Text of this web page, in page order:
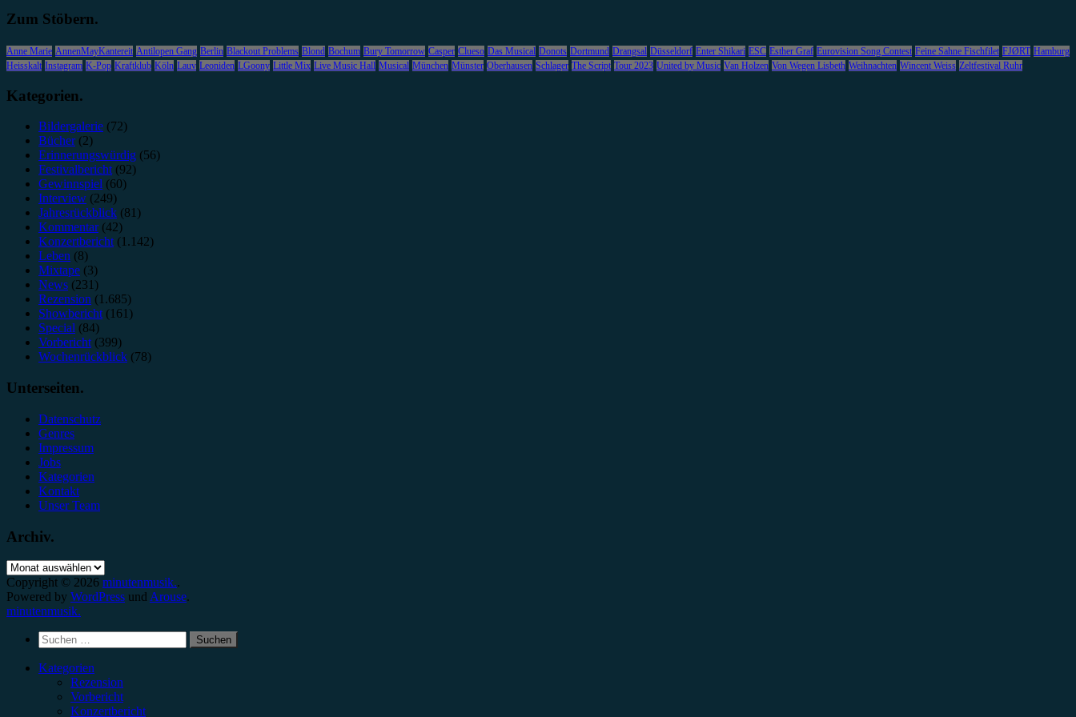
Zum Stöbern.
Anne Marie AnnenMayKantereit Antilopen Gang Berlin Blackout Problems Blond Bochum Bury Tomorrow Casper Clueso Das Musical Donots Dortmund Drangsal Düsseldorf Enter Shikari ESC Esther Graf Eurovision Song Contest Feine Sahne Fischfilet FJØRT Hamburg
Heisskalt Instagram K-Pop Kraftklub Köln Lauv Leoniden LGoony Little Mix Live Music Hall Musical München Münster Oberhausen Schlager The Script Tour 2023 United by Music Van Holzen Von Wegen Lisbeth Weihnachten Wincent Weiss Zeltfestival Ruhr
Kategorien.
Bildergalerie (72)
Bücher(2)
Erinnerungswürdig (56)
Festivalbericht(92)
Gewinnspiel (60)
Interview (249)
Jahresrückblick (81)
Kommentar(42)
Konzertbericht(1.142)
Leben (8)
Mixtape (3)
News (231)
Rezension (1.685)
Showbericht(161)
Special (84)
Vorbericht(399)
Wochenrückblick (78)
Unterseiten.
Datenschutz
Genres
Impressum
Jobs
Kategorien
Kontakt
Unser Team
Archiv.
Archiv.
Copyright © 2026 minutenmusik..
Powered by WordPress und Arouse.
minutenmusik.
Suchen
nach:
Kategorien
Rezension
Vorbericht
Konzertbericht